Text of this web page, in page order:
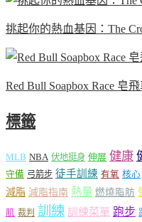
挑起你的熱血基因：The
Red Bull Soapbox Race 皂
標籤
MLB NBA 伏地挺身 伸展 健康
守備 弓箭步 徒手訓練 有氧 核心
減脂 減脂指南 熱量 燃燒脂肪
肌 裁判 訓練 訓練菜單 跑步